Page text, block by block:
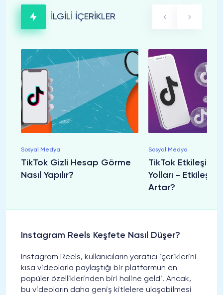
İLGİLİ İÇERİKLER
Sosyal Medya
TikTok Gizli Hesap Görme
Nasıl Yapılır?
Sosyal Medya
TikTok Etkileşim
Yolları - Etkileşim
Artar?
Instagram Reels Keşfete Nasıl Düşer?
Instagram Reels, kullanıcıların yaratıcı içeriklerini
kısa videolarla paylaştığı bir platformun en
popüler özelliklerinden biri haline geldi. Ancak,
bu videoların daha geniş kitlelere ulaşabilmesi